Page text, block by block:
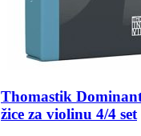
Thomastik
žice za violinu 4/4 set